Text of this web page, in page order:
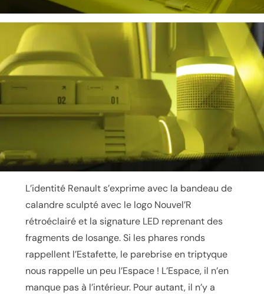
L’identité Renault s’exprime avec la bandeau de
calandre sculpté avec le logo Nouvel’R
rétroéclairé et la signature LED reprenant des
fragments de losange. Si les phares ronds
rappellent l’Estafette, le parebrise en triptyque
nous rappelle un peu l’Espace ! L’Espace, il n’en
manque pas à l’intérieur. Pour autant, il n’y a